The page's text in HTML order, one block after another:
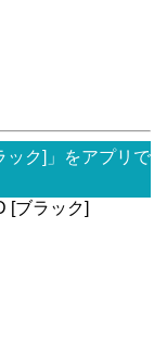
ック]」をアプリで
[ブラック]